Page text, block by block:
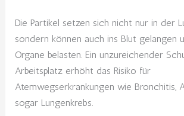
Die Partikel setzen sich nicht nur in der
sondern können auch ins Blut gelangen
Organe belasten. Ein unzureichender
Arbeitsplatz erhöht das Risiko für
Atemwegserkrankungen wie Bronchitis,
sogar Lungenkrebs.